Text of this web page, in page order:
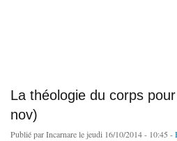
La théologie du corps
nov)
Publié parIncarnarele jeudi 16/10/2014 - 10:45 -